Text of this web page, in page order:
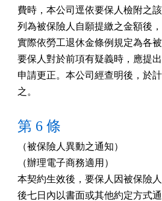
費時，本公司逕依要保人檢附之
列為被保險人自願提繳之金額後
實際依勞工退休金條例規定為各
要保人對於前項有疑義時，應提
申請更正。本公司經查明後，於
之。
第 6 條
（被保險人異動之通知）
（辦理電子商務適用）
本契約生效後，要保人因被保險
後七日內以書面或其他約定方式